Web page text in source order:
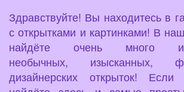
Здравствуйте! Вы находитесь в
с открытками и картинками! В
найдёте очень много
необычных, изысканных,
дизайнерских открыток!